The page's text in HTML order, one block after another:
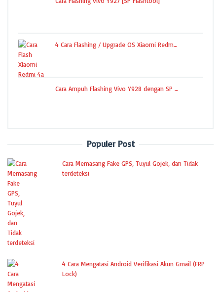
4 Cara Flashing / Upgrade OS Xiaomi Redm…
Cara Ampuh Flashing Vivo Y928 dengan SP …
Populer Post
Cara Memasang Fake GPS, Tuyul Gojek, dan Tidak
terdeteksi
4 Cara Mengatasi Android Verifikasi Akun Gmail (FRP
Lock)